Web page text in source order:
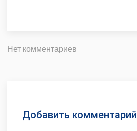
Нет комментариев
Добавить комментарий